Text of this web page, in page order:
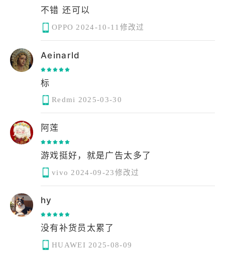
不错 还可以
OPPO 2024-10-11修改过
Aeinarld
标
Redmi 2025-03-30
阿莲
游戏挺好，就是广告太多了
vivo 2024-09-23修改过
hy
没有补货员太累了
HUAWEI 2025-08-09